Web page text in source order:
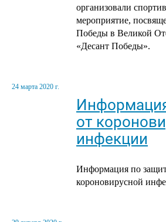
организовали
мероприятие,
Победы в Великой
«Десант Победы».
24 марта 2020 г.
от
инфекции
Информация по
короновирусной